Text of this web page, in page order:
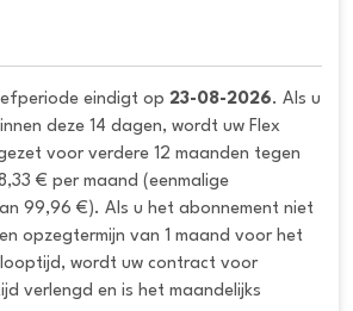
eindigt op 23-08-2026. Als u
deze 14 dagen, wordt uw Flex
voor verdere 12 maanden tegen
€ per maand (eenmalige
99,96 €). Als u het abonnement niet
opzegtermijn van 1 maand voor het
wordt uw contract voor
verlengd en is het maandelijks